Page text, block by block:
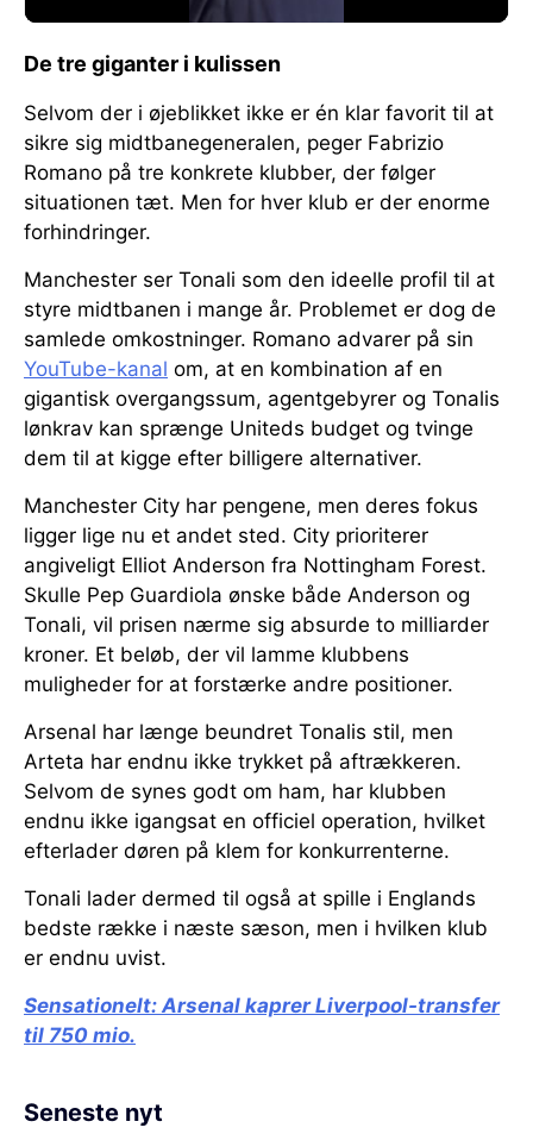
De tre giganter i kulissen
Selvom der i øjeblikket ikke er én klar favorit til at
sikre sig midtbanegeneralen, peger Fabrizio
Romano på tre konkrete klubber, der følger
situationen tæt. Men for hver klub er der enorme
forhindringer.
Manchester ser Tonali som den ideelle profil til at
styre midtbanen i mange år. Problemet er dog de
samlede omkostninger. Romano advarer på sin
YouTube-kanal om, at en kombination af en
gigantisk overgangssum, agentgebyrer og Tonalis
lønkrav kan sprænge Uniteds budget og tvinge
dem til at kigge efter billigere alternativer.
Manchester City har pengene, men deres fokus
ligger lige nu et andet sted. City prioriterer
angiveligt Elliot Anderson fra Nottingham Forest.
Skulle Pep Guardiola ønske både Anderson og
Tonali, vil prisen nærme sig absurde to milliarder
kroner. Et beløb, der vil lamme klubbens
muligheder for at forstærke andre positioner.
Arsenal har længe beundret Tonalis stil, men
Arteta har endnu ikke trykket på aftrækkeren.
Selvom de synes godt om ham, har klubben
endnu ikke igangsat en officiel operation, hvilket
efterlader døren på klem for konkurrenterne.
Tonali lader dermed til også at spille i Englands
bedste række i næste sæson, men i hvilken klub
er endnu uvist.
Sensationelt:Arsenal kaprer Liverpool-transfer
til 750 mio.
Seneste nyt